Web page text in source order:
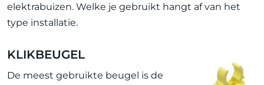
elektrabuizen. Welke je gebruikt hangt af van het
type installatie.
KLIKBEUGEL
De meest gebruikte beugel is de